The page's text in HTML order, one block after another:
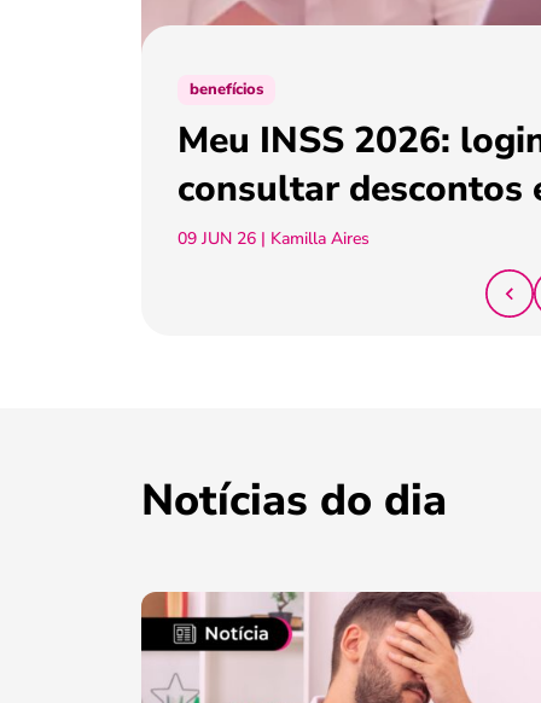
benefícios
Meu INSS 2026:
consultar descontos
09 JUN 26 | Kamilla Aires
Notícias do dia